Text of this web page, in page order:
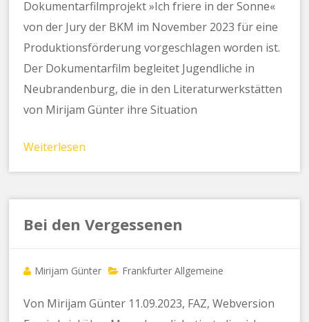
Dokumentarfilmprojekt »Ich friere in der Sonne«
von der Jury der BKM im November 2023 für eine
Produktionsförderung vorgeschlagen worden ist.
Der Dokumentarfilm begleitet Jugendliche in
Neubrandenburg, die in den Literaturwerkstätten
von Mirijam Günter ihre Situation
Weiterlesen
Bei den Vergessenen
Mirijam Günter Frankfurter Allgemeine
Von Mirijam Günter 11.09.2023, FAZ, Webversion